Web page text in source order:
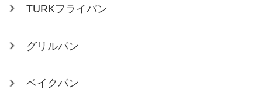
TURKフライパン
グリルパン
ベイクパン